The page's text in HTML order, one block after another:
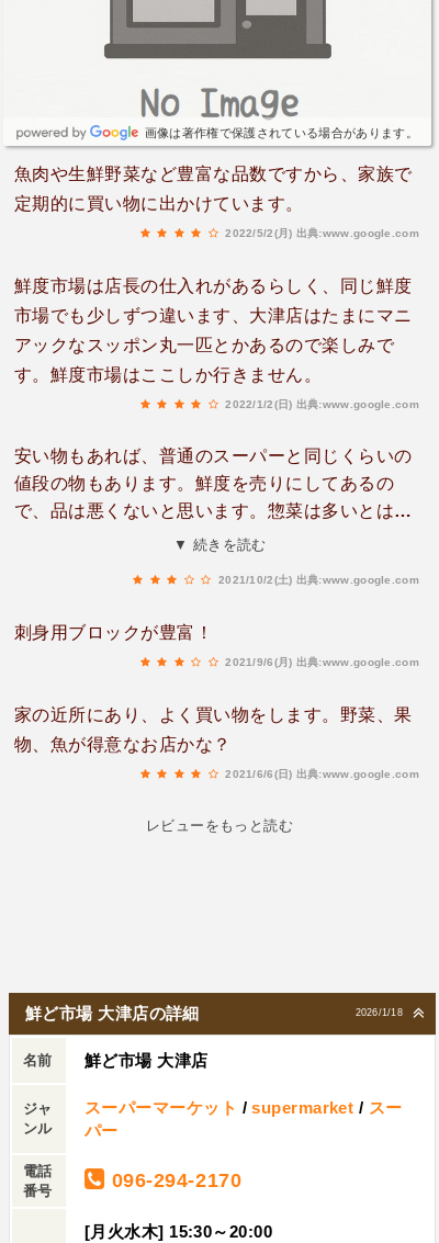
画像は著作権で保護されている場合があります。
魚肉や生鮮野菜など豊富な品数ですから、家族で
定期的に買い物に出かけています。
2022/5/2(月) 出典:www.google.com
鮮度市場は店長の仕入れがあるらしく、同じ鮮度
市場でも少しずつ違います、大津店はたまにマニ
アックなスッポン丸一匹とかあるので楽しみで
す。鮮度市場はここしか行きません。
2022/1/2(日) 出典:www.google.com
安い物もあれば、普通のスーパーと同じくらいの
値段の物もあります。鮮度を売りにしてあるの
で、品は悪くないと思います。惣菜は多いとは思
いませんが、お寿司は美味しく安かったです。
▼ 続きを読む
2021/10/2(土) 出典:www.google.com
刺身用ブロックが豊富！
2021/9/6(月) 出典:www.google.com
家の近所にあり、よく買い物をします。野菜、果
物、魚が得意なお店かな？
2021/6/6(日) 出典:www.google.com
レビューをもっと読む
2026/1/18
鮮ど市場 大津店の詳細
名前 鮮ど市場 大津店
ジャ
ンル
スーパーマーケット /supermarket / スー
パー
電話
番号
096-294-2170
[月火水木] 15:30～20:00